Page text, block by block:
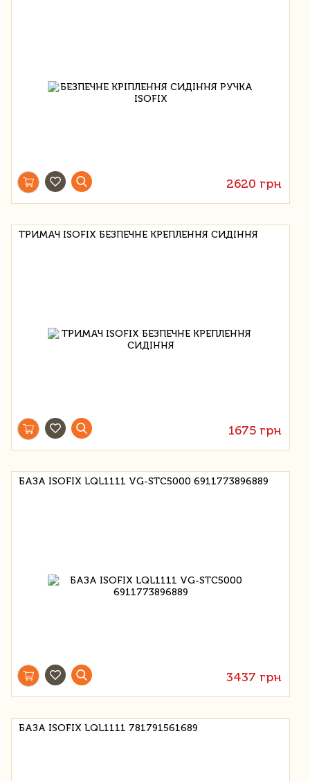
2620 грн
ТРИМАЧ ISOFIX БЕЗПЕЧНЕ КРЕПЛЕННЯ СИДІННЯ
1675 грн
БАЗА ISOFIX LQL1111 VG-STC5000 6911773896889
3437 грн
БАЗА ISOFIX LQL1111 781791561689